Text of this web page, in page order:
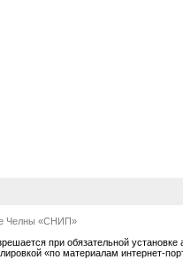
Челны «СНИП»
при обязательной установке
«по материалам интернет-